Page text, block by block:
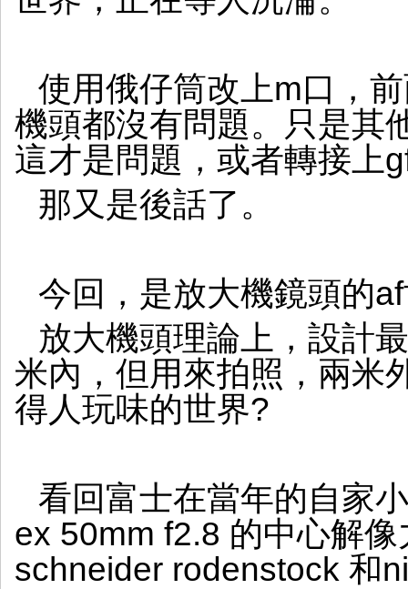
使用俄仔筒改上m口，
機頭都沒有問題。只是其
這才是問題，或者轉接上
那又是後話了。
今回，是放大機鏡頭的
放大機頭理論上，設計
米內，但用來拍照，兩米
得人玩味的世界?
看回富士在當年的自家
ex 50mm f2.8 的中心解
schneider rodenstock 和